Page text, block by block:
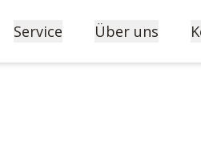
Service Über uns